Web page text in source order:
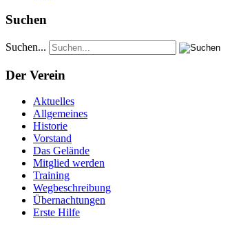
Suchen
Suchen...
Der Verein
Aktuelles
Allgemeines
Historie
Vorstand
Das Gelände
Mitglied werden
Training
Wegbeschreibung
Übernachtungen
Erste Hilfe